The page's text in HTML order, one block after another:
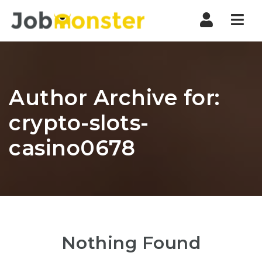
Author Archive for:
crypto-slots-
casino0678
Nothing Found